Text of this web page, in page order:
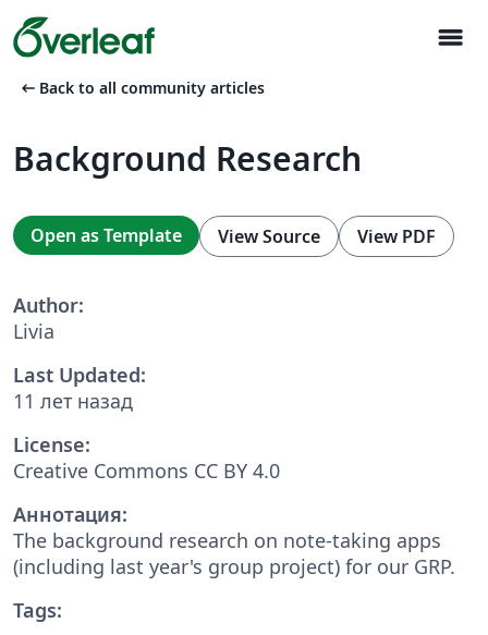
menu
arrow_left_alt Back to all community articles
Background Research
Open as Template View Source View PDF
Author:
Livia
Last Updated:
11 лет назад
License:
Creative Commons CC BY 4.0
Аннотация:
The background research on note-taking apps
(including last year's group project) for our GRP.
Tags: